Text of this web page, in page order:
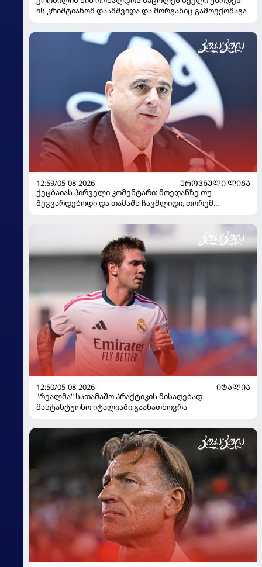
ის კრიშტიანომ დაამშვიდა და მორგანიც გამოექომაგა
12:59/05-08-2026
ᲔᲠᲝᲕᲜᲣᲚᲘ ᲚᲘᲒᲐ
ქეცბაიას პირველი კომენტარი: მოედანზე თუ
შევვარდებოდი და თამაშს ჩავშლიდი, თორემ...
12:50/05-08-2026
ᲘᲢᲐᲚᲘᲐ
"რეალმა" სათამაშო პრაქტიკის მისაღებად
მასტანტუონო იტალიაში გაანათხოვრა